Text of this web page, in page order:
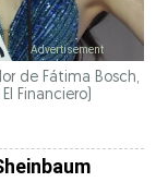
de Fátima Bosch,
El Financiero)